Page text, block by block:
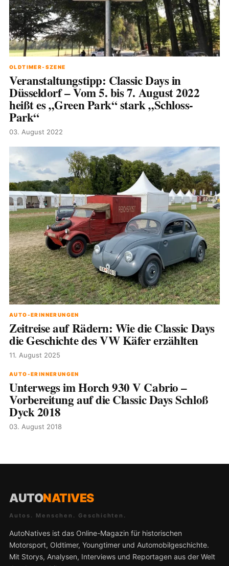
OLDTIMER-SZENE
Veranstaltungstipp: Classic Days in
Düsseldorf – Vom 5. bis 7. August 2022
heißt es „Green Park“ stark „Schloss-
Park“
03. August 2022
AUTO-ERINNERUNGEN
Zeitreise auf Rädern: Wie die Classic Days
die Geschichte des VW Käfer erzählten
11. August 2025
AUTO-ERINNERUNGEN
Unterwegs im Horch 930 V Cabrio –
Vorbereitung auf die Classic Days Schloß
Dyck 2018
03. August 2018
AUTONATIVES
Autos. Menschen. Geschichten.
AutoNatives ist das Online-Magazin für historischen
Motorsport, Oldtimer, Youngtimer und Automobilgeschichte.
Mit Storys, Analysen, Interviews und Reportagen aus der Welt